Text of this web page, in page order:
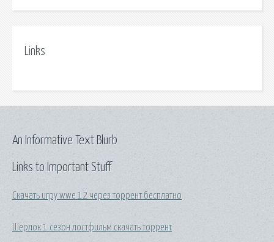
Links
Links to Important Stuff
Скачать игру wwe 12 через торрент бесплатно
Шерлок 1 сезон лостфильм скачать торрент
An Informative Text Blurb